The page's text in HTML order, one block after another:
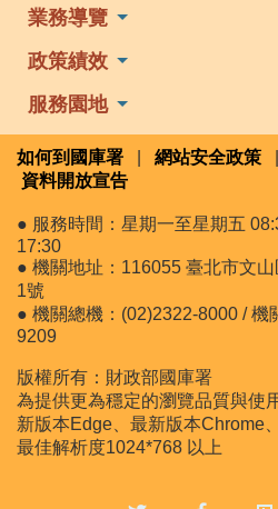
業務導覽
政策績效
服務園地
如何到國庫署 網站安全政策
資料開放宣告
● 服務時間：星期一至星期五
17:30
● 機關地址：116055 臺北市文
1號
● 機關總機：(02)2322-8000 / 機
9209
版權所有：財政部國庫署
為提供更為穩定的瀏覽品質與使
新版本Edge、最新版本Chrome
最佳解析度1024*768 以上